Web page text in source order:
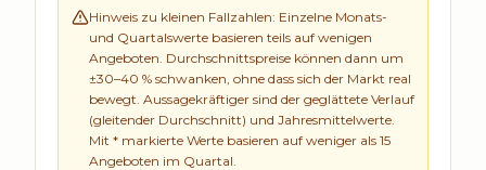
Hinweis zu kleinen Fallzahlen: Einzelne Monats-
und Quartalswerte basieren teils auf wenigen
Angeboten. Durchschnittspreise können dann um
±30–40 % schwanken, ohne dass sich der Markt real
bewegt. Aussagekräftiger sind der geglättete Verlauf
(gleitender Durchschnitt) und Jahresmittelwerte.
Mit * markierte Werte basieren auf weniger als 15
Angeboten im Quartal.